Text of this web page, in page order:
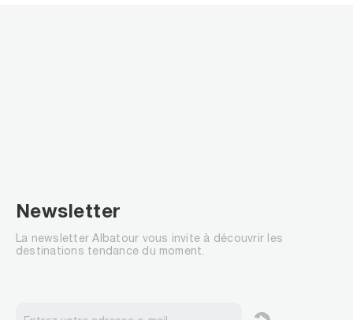
Newsletter
La newsletter Albatour vous invite à découvrir les
destinations tendance du moment.